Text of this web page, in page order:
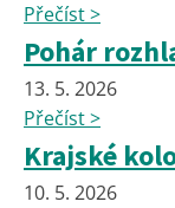
Přečíst >
Pohár
13. 5. 2026
Přečíst >
Krajské
10. 5. 2026